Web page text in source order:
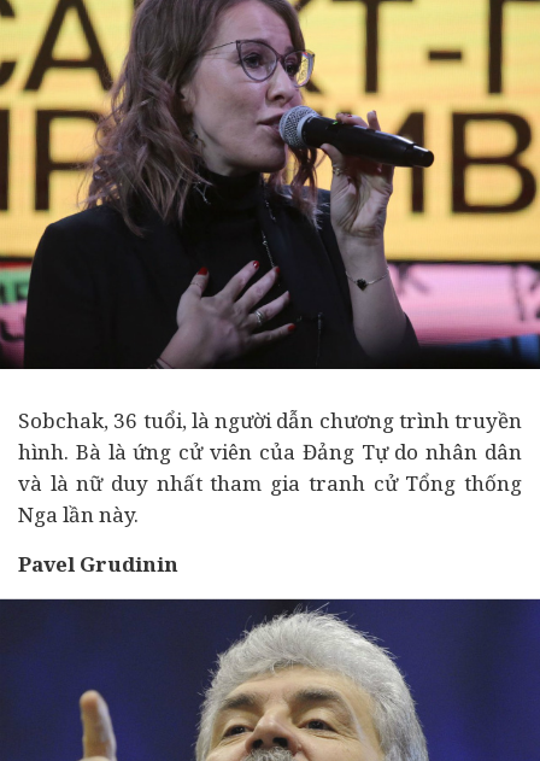
Sobchak, 36 tuổi, là người dẫn chương trình truyền
hình. Bà là ứng cử viên của Đảng Tự do nhân dân
và là nữ duy nhất tham gia tranh cử Tổng thống
Nga lần này.
Pavel Grudinin